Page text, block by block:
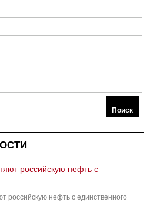
Поиск
российскую нефть с единственного